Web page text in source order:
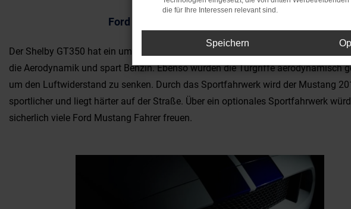
Ford Mustang 2016 mit Sportfahrwerk
Der Shelby GT350 hat ein um 25 Millimeter abgesenktes härteres Fahrwerk. Dies
die Aerodynamik und spart Benzin. Ebenso wurden die Türgriffe aerodynamisch
um den Luftwiderstand zu senken. Durch das Sportfahrwerk wird der Mustang
sportlicher und liegt härter auf der Straße. Über ein optionales Sportfahrwerk
sicherlich viele Ford Mustang Fahrer freuen.
die für Ihre Interessen relevant sind.
Speichern